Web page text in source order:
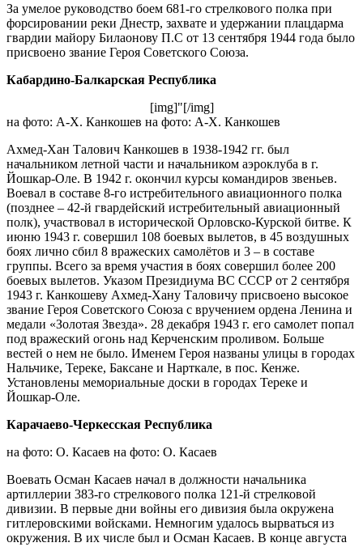
За умелое руководство боем 681-го стрелкового полка при
форсировании реки Днестр, захвате и удержании плацдарма
гвардии майору Билаонову П.С от 13 сентября 1944 года было
присвоено звание Героя Советского Союза.
Кабардино-Балкарская Республика
[img]"[/img]
на фото: А-Х. Канкошев на фото: А-Х. Канкошев
Ахмед-Хан Талович Канкошев в 1938-1942 гг. был
начальником летной части и начальником аэроклуба в г.
Йошкар-Оле. В 1942 г. окончил курсы командиров звеньев.
Воевал в составе 8-го истребительного авиационного полка
(позднее – 42-й гвардейский истребительный авиационный
полк), участвовал в исторической Орловско-Курской битве. К
июню 1943 г. совершил 108 боевых вылетов, в 45 воздушных
боях лично сбил 8 вражеских самолётов и 3 – в составе
группы. Всего за время участия в боях совершил более 200
боевых вылетов. Указом Президиума ВС СССР от 2 сентября
1943 г. Канкошеву Ахмед-Хану Таловичу присвоено высокое
звание Героя Советского Союза с вручением ордена Ленина и
медали «Золотая Звезда». 28 декабря 1943 г. его самолет попал
под вражеский огонь над Керченским проливом. Больше
вестей о нем не было. Именем Героя названы улицы в городах
Нальчике, Тереке, Баксане и Нарткале, в пос. Кенже.
Установлены мемориальные доски в городах Тереке и
Йошкар-Оле.
Карачаево-Черкесская Республика
на фото: О. Касаев на фото: О. Касаев
Воевать Осман Касаев начал в должности начальника
артиллерии 383-го стрелкового полка 121-й стрелковой
дивизии. В первые дни войны его дивизия была окружена
гитлеровскими войсками. Немногим удалось вырваться из
окружения. В их числе был и Осман Касаев. В конце августа